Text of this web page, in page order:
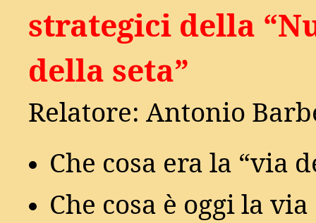
strategici della
della seta”
Relatore: Antonio
Che cosa era la “via
Che cosa è oggi la